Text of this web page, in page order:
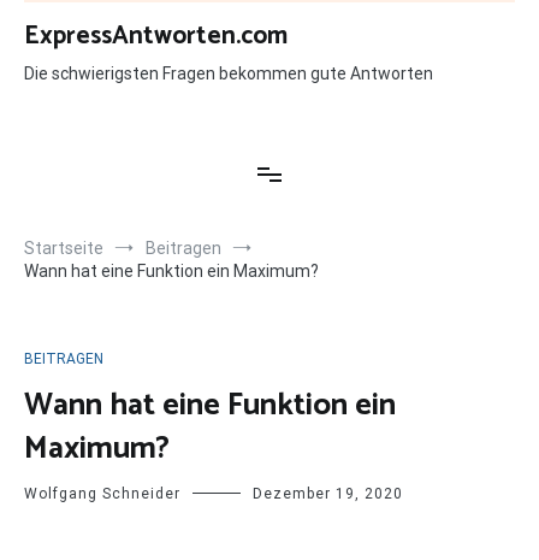
Zum
Inhalt
springen
ExpressAntworten.com
Die schwierigsten Fragen bekommen gute Antworten
Startseite
Beitragen
Wann hat eine Funktion ein Maximum?
BEITRAGEN
Wann hat eine Funktion ein
Maximum?
Wolfgang Schneider Dezember 19, 2020